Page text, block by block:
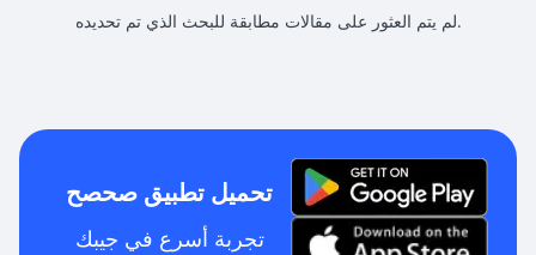
لم يتم العثور على مقالات مطابقة للبحث الذي تم تحديده.
تحميل تطبيق صحصح
تجربة أسرع في جيبك